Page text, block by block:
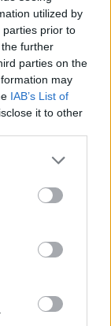
utilized by
parties prior to
further
parties on the
may
IAB’s List of
it to other